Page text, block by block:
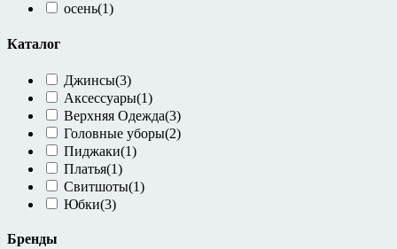
осень(1)
Каталог
Джинсы(3)
Аксессуары(1)
Верхняя Одежда(3)
Головные уборы(2)
Пиджаки(1)
Платья(1)
Свитшоты(1)
Юбки(3)
Бренды